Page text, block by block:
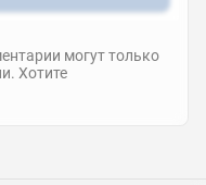
могут только
Хотите